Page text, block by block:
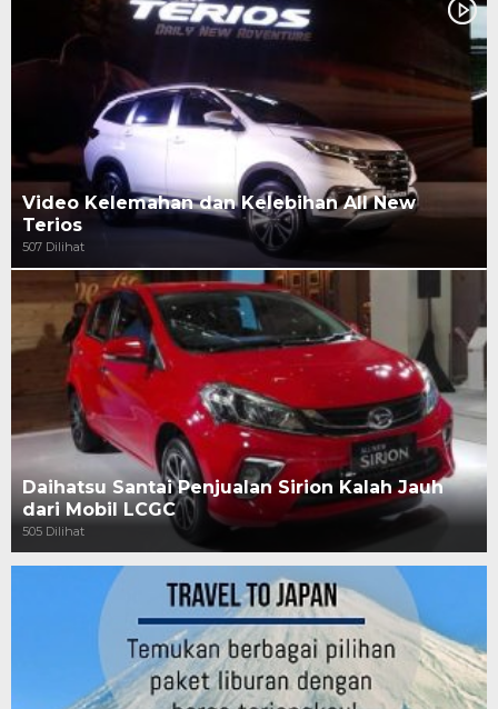
Video Kelemahan dan Kelebihan All New
Terios
507 Dilihat
Daihatsu Santai Penjualan Sirion Kalah Jauh
dari Mobil LCGC
505 Dilihat